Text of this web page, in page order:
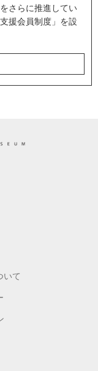
さらに推進してい
援会員制度」を設
いて